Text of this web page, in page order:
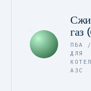
газ
ПБА
ДЛЯ
АЗС